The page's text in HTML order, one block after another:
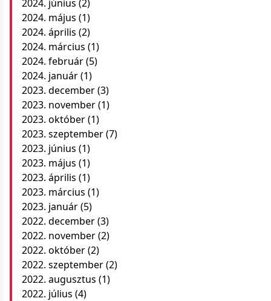
2024. június (2)
2024. május (1)
2024. április (2)
2024. március (1)
2024. február(5)
2024. január(1)
2023. december(3)
2023. november(1)
2023. október(1)
2023. szeptember(7)
2023. június (1)
2023. május (1)
2023. április (1)
2023. március (1)
2023. január(5)
2022. december(3)
2022. november(2)
2022. október(2)
2022. szeptember(2)
2022. augusztus (1)
2022. július (4)